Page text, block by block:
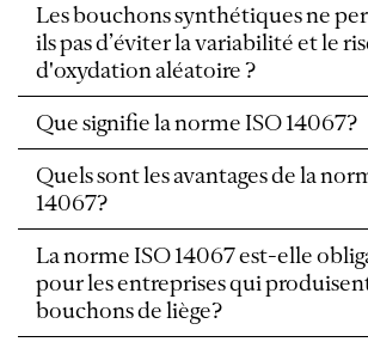
Les bouchons synthétiques ne
ils pas d’éviter la variabilité et le
d'oxydation aléatoire ?
Que signifie la norme ISO 14067?
Quels sont les avantages de la
14067?
La norme ISO 14067 est-elle
pour les entreprises qui
bouchons de liège?